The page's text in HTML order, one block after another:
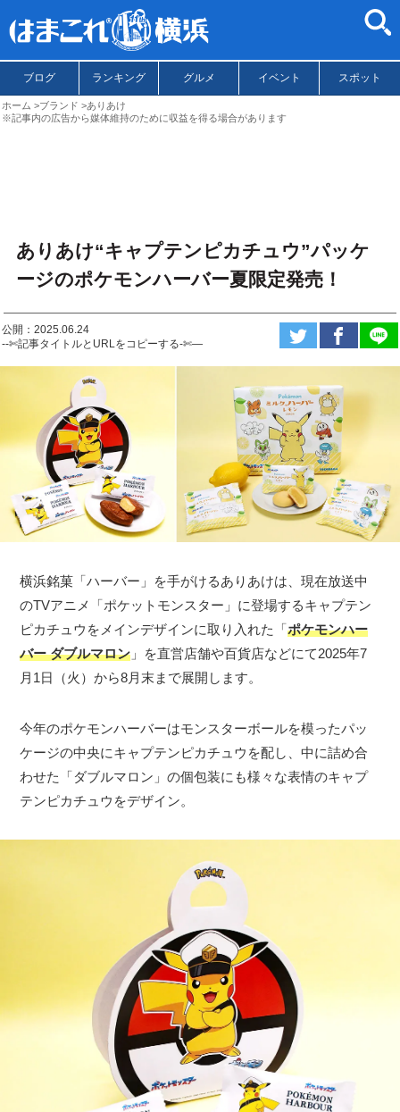
ブログ ランキング グルメ イベント スポット
ホーム ブランド
ありあけ
※記事内の広告から媒体維持のために収益を得る場合があります
ありあけ“キャプテンピカチュウ”パッケ
ージのポケモンハーバー夏限定発売！
公開：2025.06.24
--✄記事タイトルとURLをコピーする-✄—
横浜銘菓「ハーバー」を手がけるありあけは、現在放送中
のTVアニメ「ポケットモンスター」に登場するキャプテン
ピカチュウをメインデザインに取り入れた「ポケモンハー
バー ダブルマロン 」を直営店舗や百貨店などにて2025年7
月1日（火）から8月末まで展開します。
今年のポケモンハーバーはモンスターボールを模ったパッ
ケージの中央にキャプテンピカチュウを配し、中に詰め合
わせた「ダブルマロン」の個包装にも様々な表情のキャプ
テンピカチュウをデザイン。